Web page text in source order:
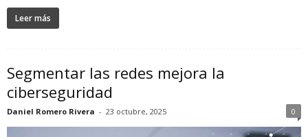
Leer más
Segmentar las redes mejora la
ciberseguridad
Daniel Romero Rivera - 23 octubre, 2025 0